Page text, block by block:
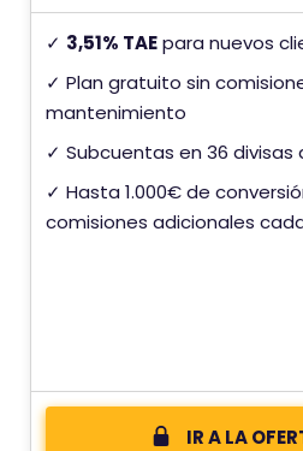
✓ 3,51% TAEpara nuevos
✓ Plan gratuito sin
mantenimiento
✓ Subcuentas en 36 divisas
✓ Hasta 1.000€ de
comisiones adicionales
IR A LA